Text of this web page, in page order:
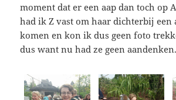
moment dat er een aap dan toch op
had ik Z vast om haar dichterbij een
komen en kon ik dus geen foto
dus want nu had ze geen aandenken.